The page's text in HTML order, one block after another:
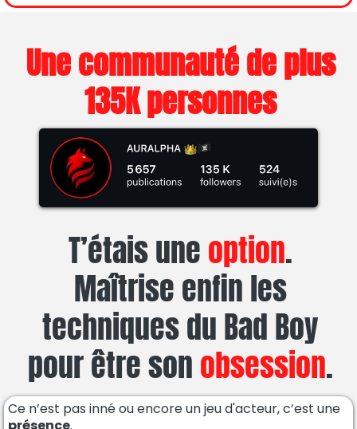
Une communauté de plus
135K personnes
T’étais uneoption.
Maîtrise enfin les
techniques du Bad Boy
pour être sonobsession.
Ce n’est pas inné ou encore un jeu d'acteur, c’est une